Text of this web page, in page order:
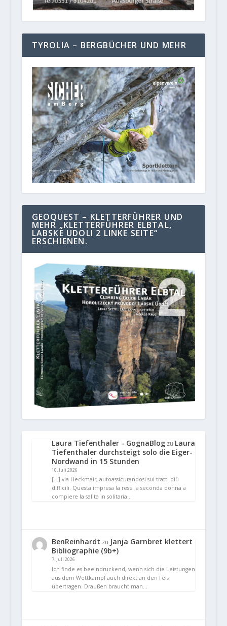
TYROLIA – BERGBÜCHER UND MEHR
GEOQUEST – KLETTERFÜHRER UND
MEHR „KLETTERFÜHRER ELBTAL,
LABSKE UDOLI 2 LINKE SEITE“
ERSCHIENEN.
Laura Tiefenthaler - GognaBlogzu Laura
Tiefenthaler durchsteigt solo die Eiger-
Nordwand in 15 Stunden
10. Juli 2026
[…] via Heckmair, autoassicurandosi sui tratti più
difficili. Questa impresa la rese la seconda donna a
compiere la salita in solitaria…
BenReinhardt zu Janja Garnbret klettert
Bibliographie (9b+)
7. Juli 2026
Ich finde es beeindruckend, wenn sich die Leistungen
aus dem Wettkampf auch direkt an den Fels
übertragen. Draußen braucht man…